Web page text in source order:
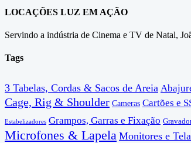
LOCAÇÕES LUZ EM AÇÃO
Servindo a indústria de Cinema e TV de Natal,
Tags
3 Tabelas, Cordas & Sacos de Areia
Cage, Rig & Shoulder Cameras Cartões e
Estabelizadores Grampos, Garras e Fixação
Microfones & Lapela Monitores e